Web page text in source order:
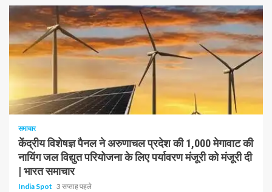
हैं
1 न्यूनतम पढ़ा
समाचार
केंद्रीय विशेषज्ञ पैनल ने अरुणाचल प्रदेश की 1,000 मेगावाट की
नायिंग जल विद्युत परियोजना के लिए पर्यावरण मंजूरी को मंजूरी दी
| भारत समाचार
India Spot 3 सप्ताह पहले